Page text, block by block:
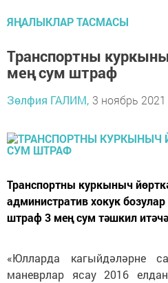
ЯҢАЛЫКЛАР ТАСМАСЫ
Транспортны
мең сум штраф
Зөлфия ГАЛИМ, 3 ноябрь 2021
Транспортны куркыныч
административ хокук
штраф 3 мең сум тәшкил
«Юлларда кагыйдәләрне
маневрлар ясау 2016